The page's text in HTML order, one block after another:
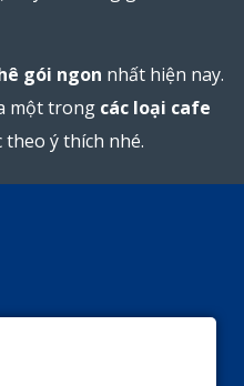
gói ngon nhất hiện nay.
một trong các loại cafe
ý thích nhé.